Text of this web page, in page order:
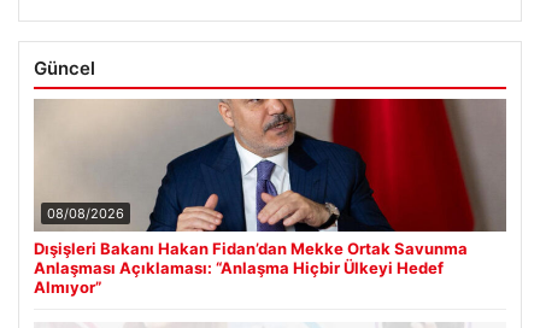
Güncel
08/08/2026
Dışişleri Bakanı Hakan Fidan’dan Mekke Ortak Savunma
Anlaşması Açıklaması: “Anlaşma Hiçbir Ülkeyi Hedef
Almıyor”